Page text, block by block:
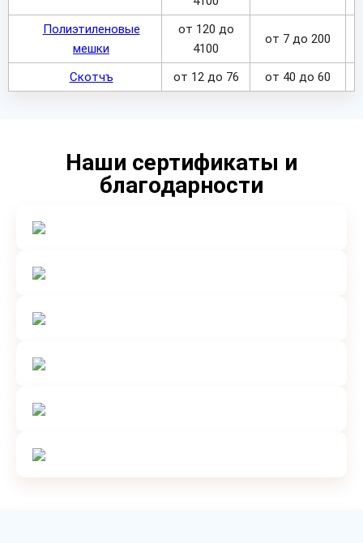
Полиэтиленовые
мешки
от 120 до
4100
от 7 до 200
Скотчъ от 12 до 76 от 40 до 60
Наши сертификаты и
благодарности